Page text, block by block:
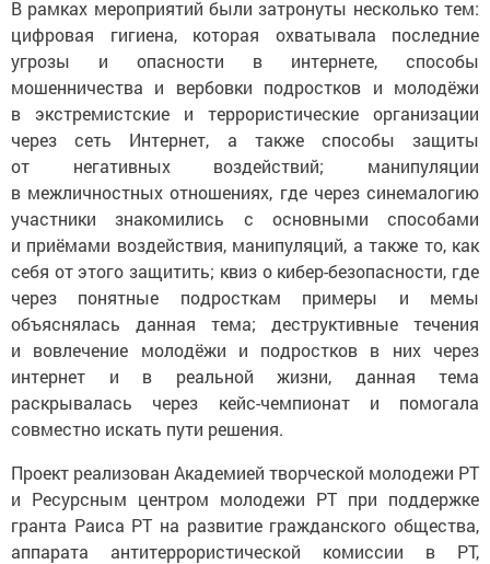
В рамках мероприятий были затронуты несколько тем:
цифровая гигиена, которая охватывала последние
угрозы и опасности в интернете, способы
мошенничества и вербовки подростков и молодёжи
в экстремистские и террористические организации
через сеть Интернет, а также способы защиты
от негативных воздействий; манипуляции
в межличностных отношениях, где через синемалогию
участники знакомились с основными способами
и приёмами воздействия, манипуляций, а также то, как
себя от этого защитить; квиз о кибер-безопасности, где
через понятные подросткам примеры и мемы
объяснялась данная тема; деструктивные течения
и вовлечение молодёжи и подростков в них через
интернет и в реальной жизни, данная тема
раскрывалась через кейс-чемпионат и помогала
совместно искать пути решения.
Проект реализован Академией творческой молодежи РТ
и Ресурсным центром молодежи РТ при поддержке
гранта Раиса РТ на развитие гражданского общества,
аппарата антитеррористической комиссии в РТ,